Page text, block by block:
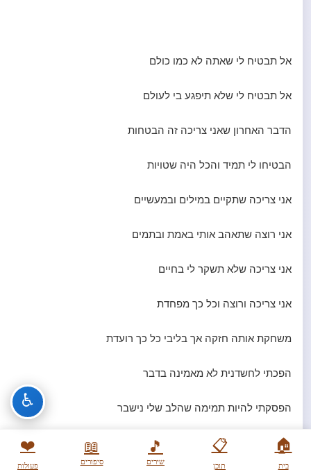
🏠
בית
📋
תוכן
🎵
שירים
📖
סיפורים
❤️
פעולות
אל תבטיח לי שאתה לא כמו כולם
אל תבטיח לי שלא תיפגע בי לעולם
הדבר האחרון שאני צריכה זה הבטחות
הבטיחו לי תמיד והכל היה שטויות
אני צריכה שתקיים במילים ובמעשיים
אני רוצה שתאהב אותי באמת ובתמים
אני צריכה שלא תשקר לי בחיים
אני צריכה ורוצה וכל כך מפחדת
משחקת אותה חזקה אך בליבי כל כך רועדת
הפכתי לחשדנית לא מאמינה בדבר
הפסקתי להיות תמימה שהלב שלי נישבר
אני זקוקה לאהבה כמו לאוויר לנשימה
♿